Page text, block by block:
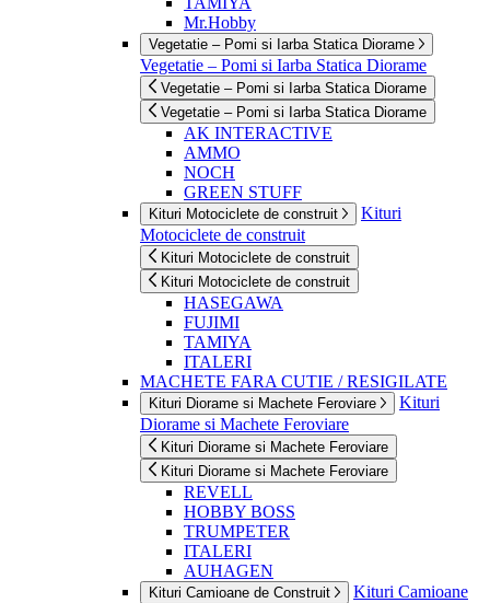
Mr.Hobby
Vegetatie – Pomi si Iarba Statica Diorame
Vegetatie – Pomi si Iarba Statica Diorame
Vegetatie – Pomi si Iarba Statica Diorame
Vegetatie – Pomi si Iarba Statica Diorame
AK INTERACTIVE
AMMO
NOCH
GREEN STUFF
Kituri Motociclete de construit
Kituri
Motociclete de construit
Kituri Motociclete de construit
Kituri Motociclete de construit
HASEGAWA
FUJIMI
TAMIYA
ITALERI
MACHETE FARA CUTIE / RESIGILATE
Kituri Diorame si Machete Feroviare
Kituri
Diorame si Machete Feroviare
Kituri Diorame si Machete Feroviare
Kituri Diorame si Machete Feroviare
REVELL
HOBBY BOSS
TRUMPETER
ITALERI
AUHAGEN
Kituri Camioane de Construit
Kituri Camioane